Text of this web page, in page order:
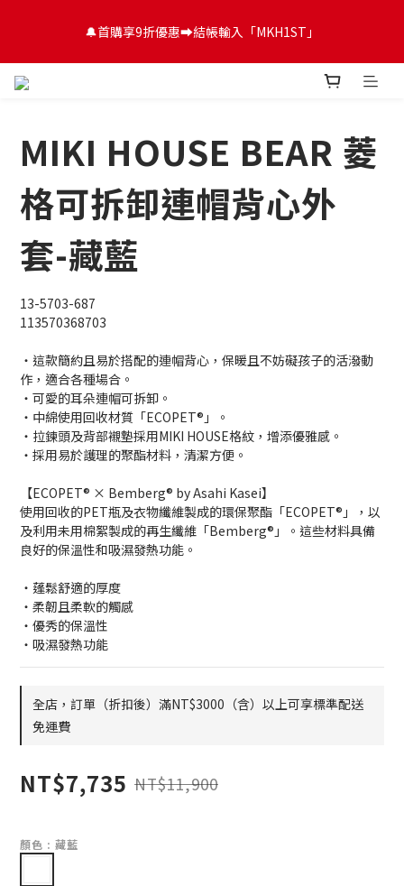
💌】
🔔首購享9折優惠➡️結帳輸入「MKH1ST」
😍FUN暑假！童裝開心購【滿$3,000，送$300 (最高回饋$1,200)
MIKI HOUSE BEAR 菱
格可拆卸連帽背心外
套-藏藍
13-5703-687
113570368703
・這款簡約且易於搭配的連帽背心，保暖且不妨礙孩子的活潑動
作，適合各種場合。
・可愛的耳朵連帽可拆卸。
・中綿使用回收材質「ECOPET®」。
・拉鍊頭及背部襯墊採用MIKI HOUSE格紋，增添優雅感。
・採用易於護理的聚酯材料，清潔方便。
【ECOPET® × Bemberg® by Asahi Kasei】
使用回收的PET瓶及衣物纖維製成的環保聚酯「ECOPET®」，以
及利用未用棉絮製成的再生纖維「Bemberg®」。這些材料具備
良好的保溫性和吸濕發熱功能。
・蓬鬆舒適的厚度
・柔韌且柔軟的觸感
・優秀的保溫性
・吸濕發熱功能
全店，訂單（折扣後）滿NT$3000（含）以上可享標準配送
免運費
NT$7,735 NT$11,900
顏色 : 藏藍